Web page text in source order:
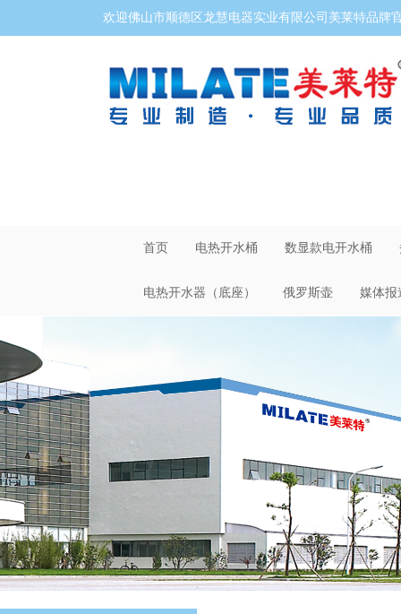
欢迎佛山市顺德区龙慧电器实业有限公司美莱特品牌
首页 电热开水桶 数显款电开水桶
电热开水器（底座） 俄罗斯壶 媒体报